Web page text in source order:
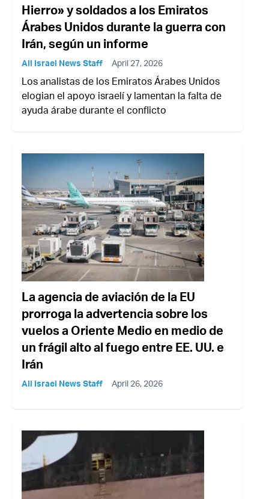
Hierro» y soldados a los Emiratos
Árabes Unidos durante la guerra con
Irán, según un informe
All Israel News Staff April 27, 2026
Los analistas de los Emiratos Árabes Unidos
elogian el apoyo israelí y lamentan la falta de
ayuda árabe durante el conflicto
La agencia de aviación de la EU
prorroga la advertencia sobre los
vuelos a Oriente Medio en medio de
un frágil alto al fuego entre EE. UU. e
Irán
All Israel News Staff April 26, 2026